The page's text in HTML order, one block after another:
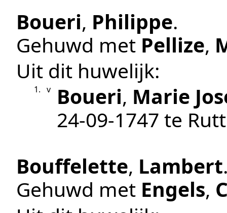
Boueri, Philippe.
Gehuwd met Pellize,
Uit dit huwelijk:
1. v Boueri, Marie
24‑09‑1747 te
Bouffelette, Lambert
Gehuwd met Engels,